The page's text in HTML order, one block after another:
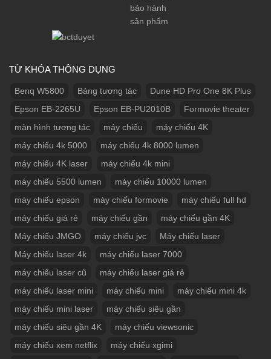
bảo hành
sản phẩm
TỪ KHÓA THÔNG DỤNG
Benq W5800 Bảng tương tác
Dune HD Pro One 8K Plus
Epson EB-2265U
Epson EB-PU2010B
Formovie theater
màn hình tương tác
máy chiếu
máy chiếu 4K
máy chiếu 4k 5000
máy chiếu 4k 8000 lumen
máy chiếu 4K laser
máy chiếu 4k mini
máy chiếu 5500 lumen
máy chiếu 10000 lumen
máy chiếu epson
máy chiếu formovie
máy chiếu full hd
máy chiếu giá rẻ
máy chiếu gần
máy chiếu gần 4K
Máy chiếu JMGO
máy chiếu jvc
Máy chiếu laser
Máy chiếu laser 4k
máy chiếu laser 7000
máy chiếu laser cũ
máy chiếu laser giá rẻ
máy chiếu laser mini
máy chiếu mini
máy chiếu mini 4k
máy chiếu mini laser
máy chiếu siêu gần
máy chiếu siêu gần 4K
máy chiếu viewsonic
máy chiếu xem netflix
máy chiếu xgimi